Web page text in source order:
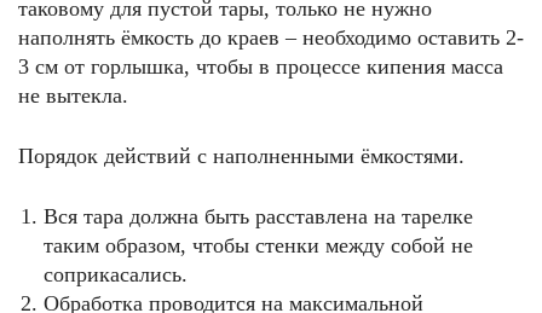
таковому для пустой тары, только не нужно
наполнять ёмкость до краев – необходимо оставить 2-
3 см от горлышка, чтобы в процессе кипения масса
не вытекла.
Порядок действий с наполненными ёмкостями.
Вся тара должна быть расставлена на тарелке
таким образом, чтобы стенки между собой не
соприкасались.
Обработка проводится на максимальной